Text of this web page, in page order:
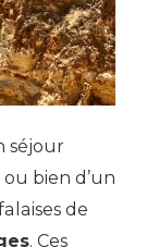
séjour
ou bien d’un
de
. Ces